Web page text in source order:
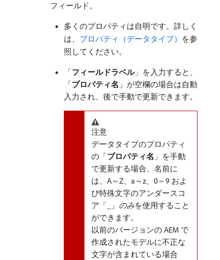
フィールド。
多くのプロパティは自明です。詳しく
は、 プロパティ（データタイプ） を参
照してください。
「フィールドラベル」を入力すると、
「プロパティ名 」が空欄の場合は自動
入力され、後で手動で更新できます。
注意
データタイプのプロパティ
の「プロパティ名 」を手動
で更新する場合、名前に
は、A～Z、a～z、0～9 およ
び特殊文字のアンダースコ
ア「_」 のみ​を使用すること
ができます。
以前のバージョンの AEM で
作成されたモデルに不正な
文字が含まれている場合